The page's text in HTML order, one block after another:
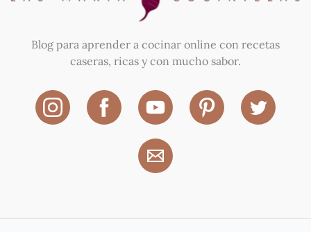
Blog para aprender a cocinar online con recetas
caseras, ricas y con mucho sabor.